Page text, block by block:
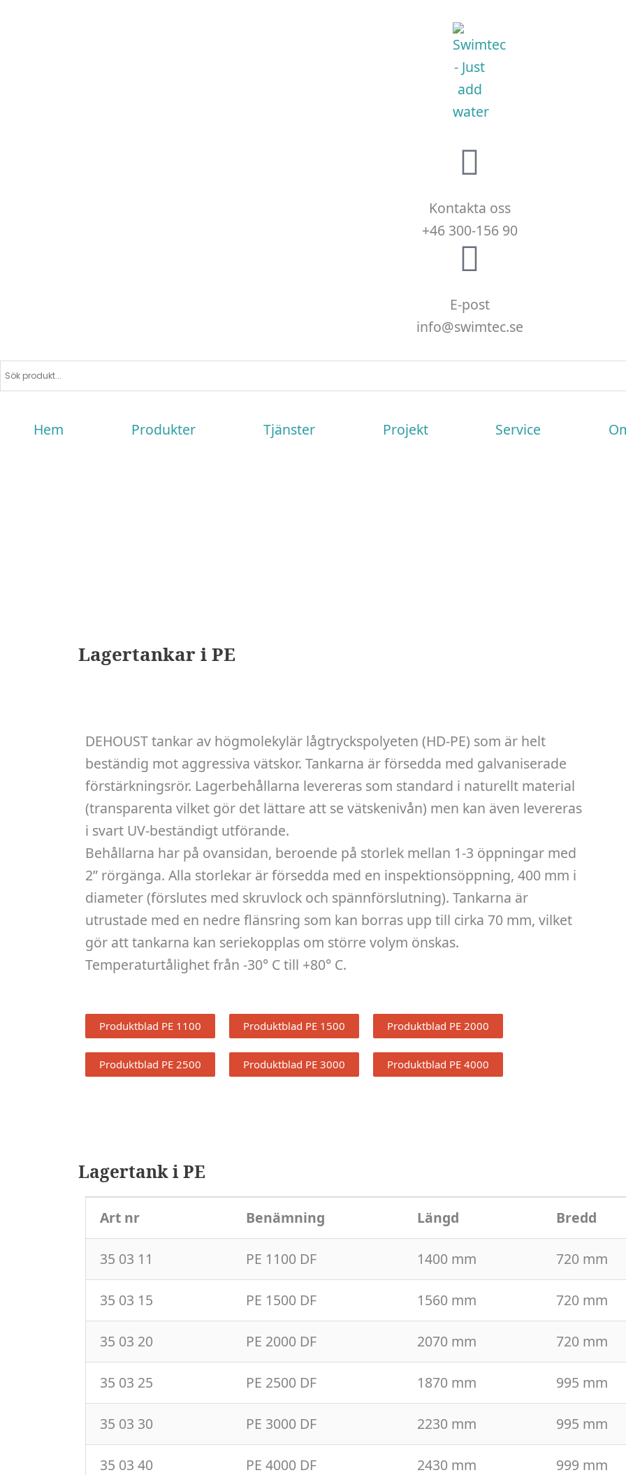
Kontakta oss
+46 300-156 90
E-post
info@swimtec.se
Hem Produkter Tjänster Projekt Service
Lagertankar i PE
DEHOUST tankar av högmolekylär lågtryckspolyeten (HD-PE) som är helt
beständig mot aggressiva vätskor. Tankarna är försedda med galvaniserade
förstärkningsrör. Lagerbehållarna levereras som standard i naturellt material
(transparenta vilket gör det lättare att se vätskenivån) men kan även levereras
i svart UV-beständigt utförande.
Behållarna har på ovansidan, beroende på storlek mellan 1-3 öppningar med
2” rörgänga. Alla storlekar är försedda med en inspektionsöppning, 400 mm i
diameter (förslutes med skruvlock och spännförslutning). Tankarna är
utrustade med en nedre flänsring som kan borras upp till cirka 70 mm, vilket
gör att tankarna kan seriekopplas om större volym önskas.
Temperaturtålighet från -30° C till +80° C.
Produktblad PE 1100 Produktblad PE 1500 Produktblad PE 2000
Produktblad PE 2500 Produktblad PE 3000 Produktblad PE 4000
Lagertank i PE
Art nr Benämning Längd Bredd
35 03 11 PE 1100 DF 1400 mm 720 mm
35 03 15 PE 1500 DF 1560 mm 720 mm
35 03 20 PE 2000 DF 2070 mm 720 mm
35 03 25 PE 2500 DF 1870 mm 995 mm
35 03 30 PE 3000 DF 2230 mm 995 mm
35 03 40 PE 4000 DF 2430 mm 999 mm